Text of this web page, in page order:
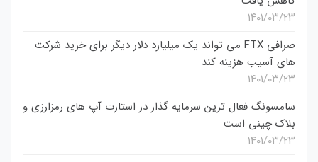
۱۴۰۱/۰۳/۲۳
صرافی FTX می تواند یک میلیارد دلار دیگر برای خرید شرکت
های آسیب هزینه کند
۱۴۰۱/۰۳/۲۳
سامسونگ فعال‌ ترین سرمایه‌ گذار در استارت‌ آپ‌ های رمزارزی و
بلاک چینی است
۱۴۰۱/۰۳/۲۳